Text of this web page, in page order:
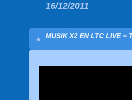
16/12/2011
MUSIK X2 EN LTC LIVE =